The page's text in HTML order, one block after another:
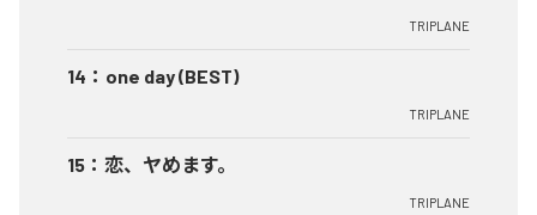
TRIPLANE
14 ： one day (BEST)
TRIPLANE
15 ： 恋、ヤめます。
TRIPLANE